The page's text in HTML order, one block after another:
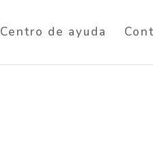
Centro de ayuda